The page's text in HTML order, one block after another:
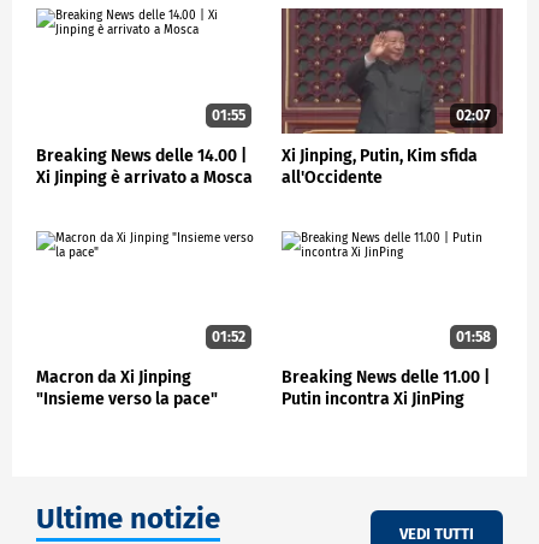
mondo multipolare equo e ordinato e una
globalizzazione economica inclusiva e vantaggiosa",
01:55
Breaking News delle 14.00 |
Xi Jinping è arrivato a Mosca
02:07
Xi Jinping, Putin, Kim sfida
all'Occidente
01:52
Macron da Xi Jinping
"Insieme verso la pace"
01:58
Breaking News delle 11.00 |
Putin incontra Xi JinPing
Ultime notizie VEDI TUTTI